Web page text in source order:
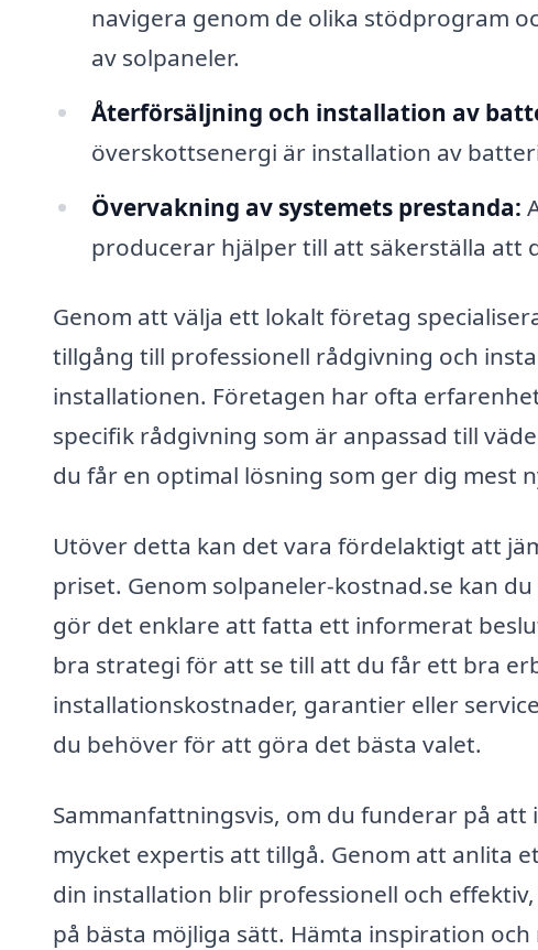
navigera genom de olika stödprogram
av solpaneler.
Återförsäljning och installation av
överskottsenergi är installation av
Övervakning av systemets prestanda:
producerar hjälper till att säkerställa att
Genom att välja ett lokalt företag
tillgång till professionell rådgivning och
installationen. Företagen har ofta
specifik rådgivning som är anpassad till
du får en optimal lösning som ger dig mest
Utöver detta kan det vara fördelaktigt att
priset. Genom solpaneler-kostnad.se kan
gör det enklare att fatta ett informerat
bra strategi för att se till att du får ett bra
installationskostnader, garantier eller
du behöver för att göra det bästa valet.
Sammanfattningsvis, om du funderar på att
mycket expertis att tillgå. Genom att anlita
din installation blir professionell och
på bästa möjliga sätt. Hämta inspiration